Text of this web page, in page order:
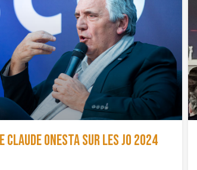
Claude Onesta sur les JO 2024